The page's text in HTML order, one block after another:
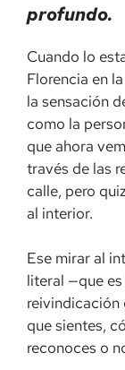
profundo.
Cuando lo
Florencia en
la sensación
como la
que ahora
través de las
calle, pero
al interior.
Ese mirar al
literal —que
reivindicación
que sientes,
reconoces o